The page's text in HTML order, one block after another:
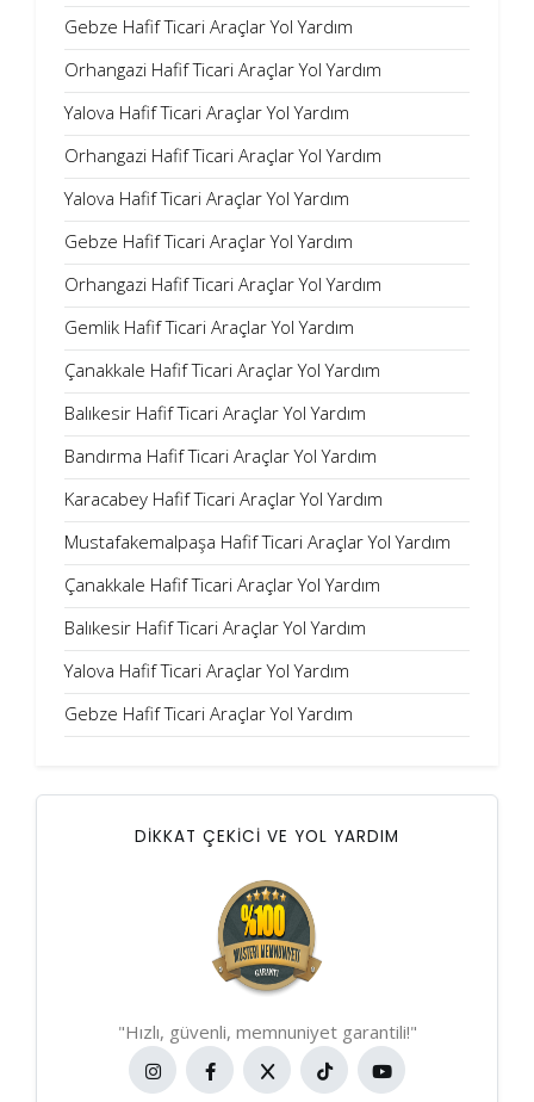
Gebze Hafif Ticari Araçlar Yol Yardım
Orhangazi Hafif Ticari Araçlar Yol Yardım
Yalova Hafif Ticari Araçlar Yol Yardım
Orhangazi Hafif Ticari Araçlar Yol Yardım
Yalova Hafif Ticari Araçlar Yol Yardım
Gebze Hafif Ticari Araçlar Yol Yardım
Orhangazi Hafif Ticari Araçlar Yol Yardım
Gemlik Hafif Ticari Araçlar Yol Yardım
Çanakkale Hafif Ticari Araçlar Yol Yardım
Balıkesir Hafif Ticari Araçlar Yol Yardım
Bandırma Hafif Ticari Araçlar Yol Yardım
Karacabey Hafif Ticari Araçlar Yol Yardım
Mustafakemalpaşa Hafif Ticari Araçlar Yol Yardım
Çanakkale Hafif Ticari Araçlar Yol Yardım
Balıkesir Hafif Ticari Araçlar Yol Yardım
Yalova Hafif Ticari Araçlar Yol Yardım
Gebze Hafif Ticari Araçlar Yol Yardım
DİKKAT ÇEKİCİ VE YOL YARDIM
"Hızlı, güvenli, memnuniyet garantili!"